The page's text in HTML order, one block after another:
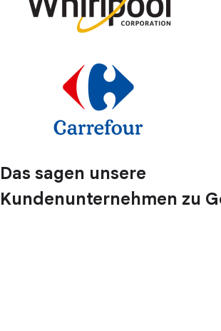
Das sagen unsere
Kundenunternehmen zu